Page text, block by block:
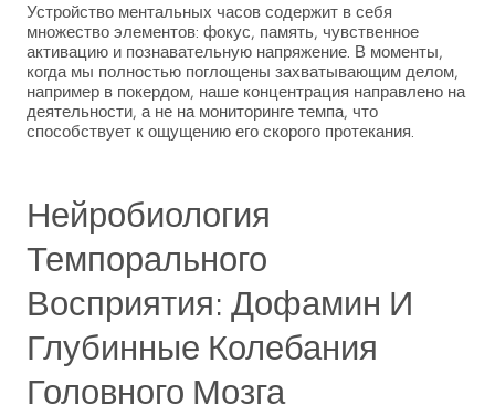
Устройство ментальных часов содержит в себя
множество элементов: фокус, память, чувственное
активацию и познавательную напряжение. В моменты,
когда мы полностью поглощены захватывающим делом,
например в покердом, наше концентрация направлено на
деятельности, а не на мониторинге темпа, что
способствует к ощущению его скорого протекания.
Нейробиология
Темпорального
Восприятия: Дофамин И
Глубинные Колебания
Головного Мозга